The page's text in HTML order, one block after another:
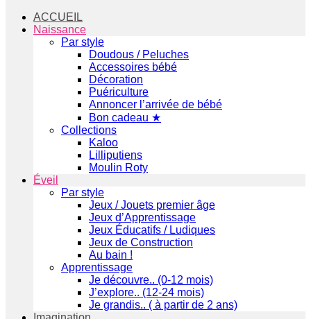
ACCUEIL
Naissance
Par style
Doudous / Peluches
Accessoires bébé
Décoration
Puériculture
Annoncer l’arrivée de bébé
Bon cadeau ★
Collections
Kaloo
Lilliputiens
Moulin Roty
Éveil
Par style
Jeux / Jouets premier âge
Jeux d’Apprentissage
Jeux Éducatifs / Ludiques
Jeux de Construction
Au bain !
Apprentissage
Je découvre.. (0-12 mois)
J’explore.. (12-24 mois)
Je grandis.. ( à partir de 2 ans)